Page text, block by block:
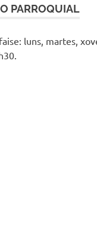
PARROQUIAL
luns, martes,